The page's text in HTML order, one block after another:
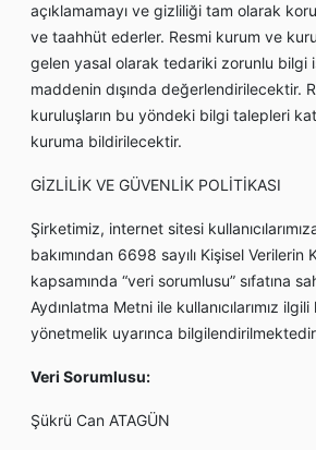
açıklamamayı ve gizliliği tam olarak
ve taahhüt ederler. Resmi kurum ve
gelen yasal olarak tedariki zorunlu bilgi
maddenin dışında değerlendirilecektir.
kuruluşların bu yöndeki bilgi talepleri
kuruma bildirilecektir.
GİZLİLİK VE GÜVENLİK POLİTİKASI
Şirketimiz, internet sitesi
bakımından 6698 sayılı Kişisel Verilerin
kapsamında “veri sorumlusu” sıfatına
Aydınlatma Metni ile kullanıcılarımız
yönetmelik uyarınca
Veri Sorumlusu:
Şükrü Can ATAGÜN